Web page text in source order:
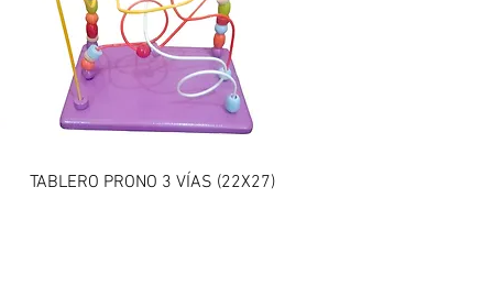
Vista rápida
TABLERO PRONO 3 VÍAS (22X27)